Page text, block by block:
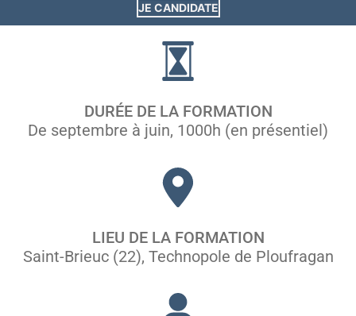
JE CANDIDATE
DURÉE DE LA FORMATION
De septembre à juin, 1000h (en présentiel)
LIEU DE LA FORMATION
Saint-Brieuc (22), Technopole de Ploufragan